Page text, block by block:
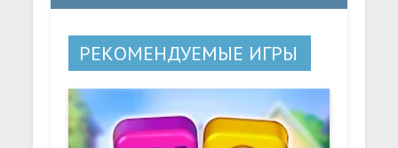
РЕКОМЕНДУЕМЫЕ ИГРЫ